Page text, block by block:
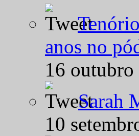
anos no
16
Sarah
10